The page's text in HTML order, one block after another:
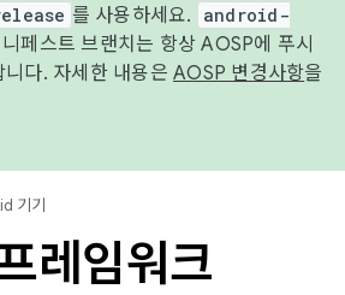
를 사용하세요.
android-
페스트 브랜치는 항상 AOSP에 푸시
다. 자세한 내용은 AOSP 변경사항을
기기
레임워크